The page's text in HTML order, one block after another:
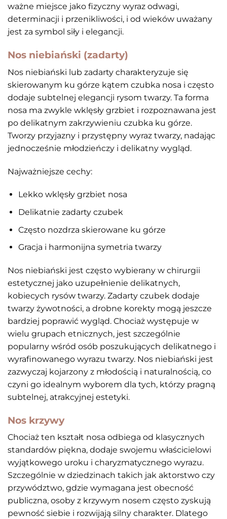
ważne miejsce jako fizyczny wyraz odwagi,
determinacji i przenikliwości, i od wieków uważany
jest za symbol siły i elegancji.
Nos niebiański (zadarty)
Nos niebiański lub zadarty charakteryzuje się
skierowanym ku górze kątem czubka nosa i często
dodaje subtelnej elegancji rysom twarzy. Ta forma
nosa ma zwykle wklęsły grzbiet i rozpoznawana jest
po delikatnym zakrzywieniu czubka ku górze.
Tworzy przyjazny i przystępny wyraz twarzy, nadając
jednocześnie młodzieńczy i delikatny wygląd.
Najważniejsze cechy:
Lekko wklęsły grzbiet nosa
Delikatnie zadarty czubek
Często nozdrza skierowane ku górze
Gracja i harmonijna symetria twarzy
Nos niebiański jest często wybierany w chirurgii
estetycznej jako uzupełnienie delikatnych,
kobiecych rysów twarzy. Zadarty czubek dodaje
twarzy żywotności, a drobne korekty mogą jeszcze
bardziej poprawić wygląd. Chociaż występuje w
wielu grupach etnicznych, jest szczególnie
popularny wśród osób poszukujących delikatnego i
wyrafinowanego wyrazu twarzy. Nos niebiański jest
zazwyczaj kojarzony z młodością i naturalnością, co
czyni go idealnym wyborem dla tych, którzy pragną
subtelnej, atrakcyjnej estetyki.
Nos krzywy
Chociaż ten kształt nosa odbiega od klasycznych
standardów piękna, dodaje swojemu właścicielowi
wyjątkowego uroku i charyzmatycznego wyrazu.
Szczególnie w dziedzinach takich jak aktorstwo czy
przywództwo, gdzie wymagana jest obecność
publiczna, osoby z krzywym nosem często zyskują
pewność siebie i rozwijają silny charakter. Dlatego